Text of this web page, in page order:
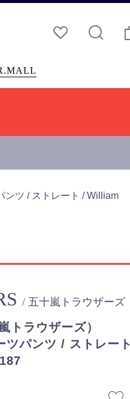
ンツ / ストレート / William
/ 五十嵐トラウザーズ
トラウザーズ）
ツパンツ / ストレート